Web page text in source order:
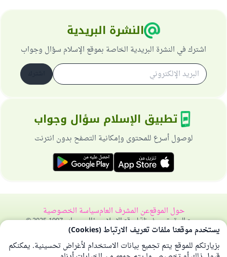
النشرة البريدية
اشترك في النشرة البريدية الخاصة بموقع الإسلام سؤال وجواب
تطبيق الإسلام سؤال وجواب
لوصول أسرع للمحتوى وإمكانية التصفح بدون انترنت
حول الموقععن المشرف العامسياسة الخصوصية
جميع الحقوق محفوظة لموقع الإسلام سؤال وجواب 1997-2025 ©
يستخدم موقعنا ملفات تعريف الارتباط (Cookies)
بزيارتكم للموقع يتم تجميع بيانات الاستخدام لأغراض تحسينية. يمكنكم